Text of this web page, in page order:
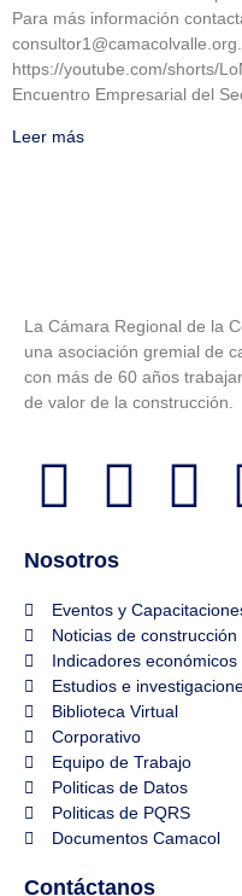
Para más información
https://youtube.com/shorts/
Encuentro Empresarial del
Leer más
La Cámara Regional de la
una asociación gremial de
con más de 60 años
de valor de la construcción.
Nosotros
Eventos y
Noticias de construcción
Indicadores económicos
Estudios e
Biblioteca Virtual
Corporativo
Equipo de Trabajo
Politicas de Datos
Politicas de PQRS
Documentos Camacol
Contáctanos